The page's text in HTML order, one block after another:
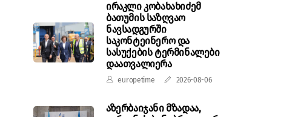
ირაკლი კობახახიძემ
ბათუმის საზღვაო
ნავსადგურში
საკონტეინერო და
სასუქების ტერმინალები
დაათვალიერა
europetime 2026-08-06
აზერბაიჯანი მზადაა,